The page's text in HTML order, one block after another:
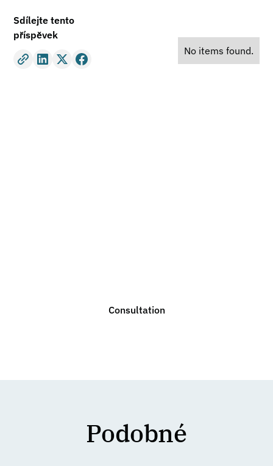
Sdílejte tento
příspěvek
No items found.
Consultation
Podobné